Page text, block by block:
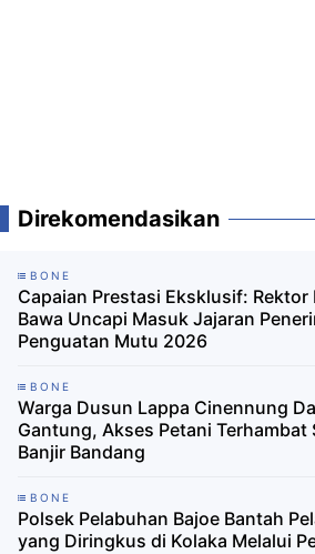
Direkomendasikan
BONE
Capaian Prestasi Eksklusif: Rektor
Bawa Uncapi Masuk Jajaran
Penguatan Mutu 2026
BONE
Warga Dusun Lappa Cinennung
Gantung, Akses Petani Terhambat
Banjir Bandang
BONE
Polsek Pelabuhan Bajoe Bantah
yang Diringkus di Kolaka Melalui